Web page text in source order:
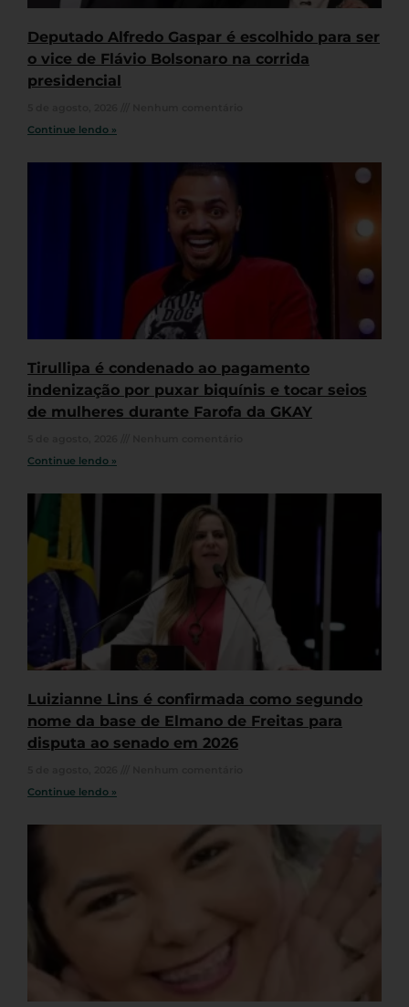
Deputado Alfredo Gaspar é escolhido para ser
o vice de Flávio Bolsonaro na corrida
presidencial
Continue lendo »
Tirullipa é condenado ao pagamento
indenização por puxar biquínis e tocar seios
de mulheres durante Farofa da GKAY
Continue lendo »
Luizianne Lins é confirmada como segundo
nome da base de Elmano de Freitas para
disputa ao senado em 2026
Continue lendo »